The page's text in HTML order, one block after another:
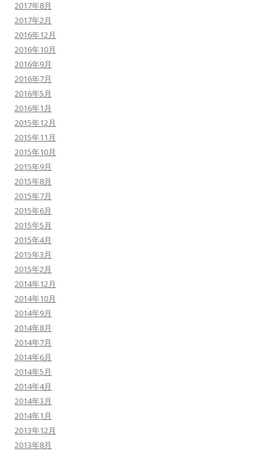
2017年8月
2017年2月
2016年12月
2016年10月
2016年9月
2016年7月
2016年5月
2016年1月
2015年12月
2015年11月
2015年10月
2015年9月
2015年8月
2015年7月
2015年6月
2015年5月
2015年4月
2015年3月
2015年2月
2014年12月
2014年10月
2014年9月
2014年8月
2014年7月
2014年6月
2014年5月
2014年4月
2014年3月
2014年1月
2013年12月
2013年8月